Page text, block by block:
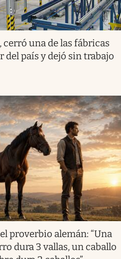
cerró una de las fábricas
país y dejó sin trabajo
proverbio alemán: “Una
dura 3 vallas, un caballo